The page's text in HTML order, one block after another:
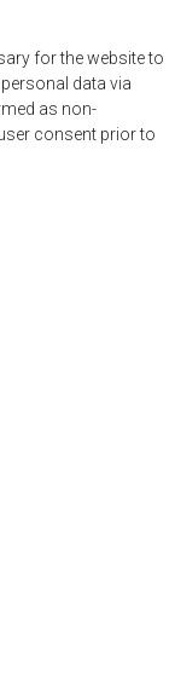
for the website to
data via
as non-
consent prior to